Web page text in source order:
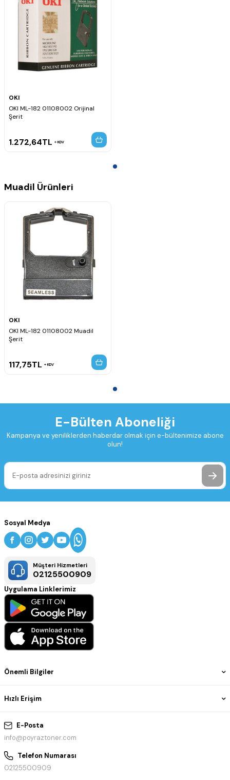
OKI
OKI ML-182 01108002 Orijinal
Şerit
1.272,64TL KDV
Muadil Ürünleri
OKI
OKI ML-182 01108002 Muadil
Şerit
117,75TL KDV
E-Bülten Aboneliği
Kampanya ve yeniliklerden haberdar olmak için e-bültenimize abone
olun!
E-Posta
info@poyraztoner.com
Telefon Numarası
02125500909
Önemli Bilgiler
Hızlı Erişim
Sosyal Medya
Müşteri Hizmetleri
02125500909
Uygulama Linklerimiz